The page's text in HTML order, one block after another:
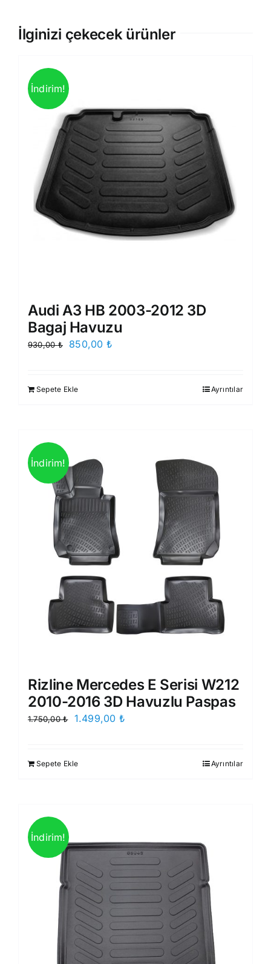
İlginizi çekecek ürünler
İndirim!
Audi A3 HB 2003-2012 3D
Bagaj Havuzu
930,00₺
Orijinal
850,00 ₺
Sepete Ekle Ayrıntılar
İndirim!
Rizline Mercedes E Serisi W212
2010-2016 3D Havuzlu Paspas
1.750,00₺
Orijinal
1.499,00 ₺
Sepete Ekle Ayrıntılar
İndirim!